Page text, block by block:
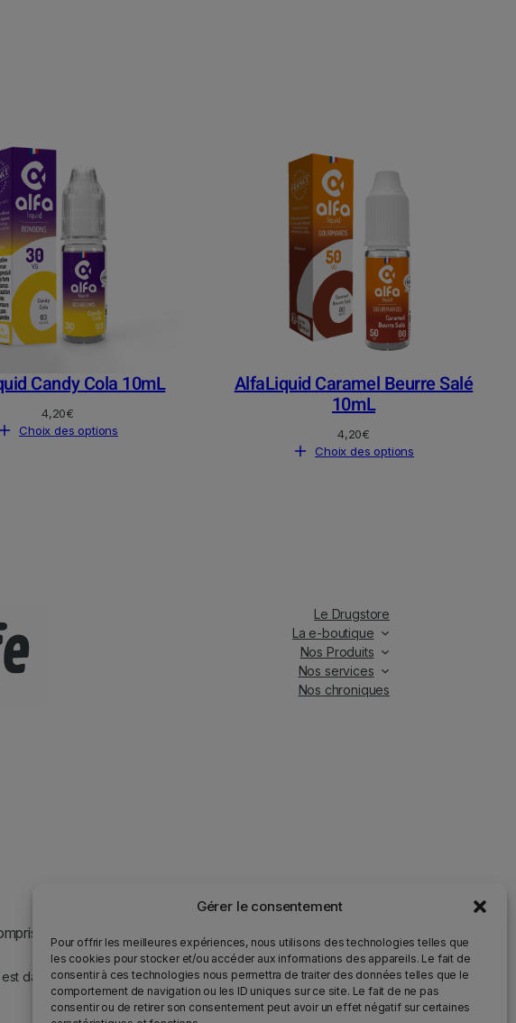
Gérer le consentement
Pour offrir les meilleures expériences, nous utilisons des technologies telles que
les cookies pour stocker et/ou accéder aux informations des appareils. Le fait de
consentir à ces technologies nous permettra de traiter des données telles que le
comportement de navigation ou les ID uniques sur ce site. Le fait de ne pas
consentir ou de retirer son consentement peut avoir un effet négatif sur certaines
Candy Cola 10mL
4,20€
Choix des options
AlfaLiquid Caramel Beurre Salé
10mL
4,20€
Choix des options
Le Drugstore
La e-boutique
Nos Produits
Nos services
Nos chroniques
les jours fériés.
dangereux pour la santé et qu’il doit être consommé avec modération.